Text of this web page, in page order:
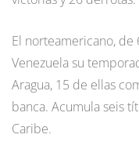
El norteamericano,
Venezuela su
Aragua, 15 de ellas
banca. Acumula seis
Caribe.